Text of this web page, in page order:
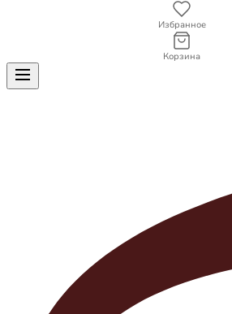
Избранное
Корзина